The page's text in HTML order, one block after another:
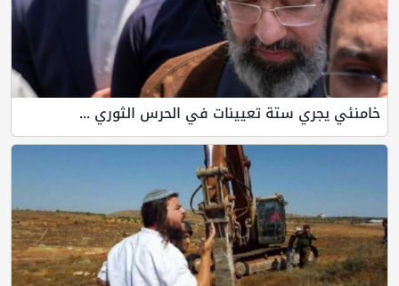
خامنئي يجري ستة تعيينات في الحرس الثوري ...